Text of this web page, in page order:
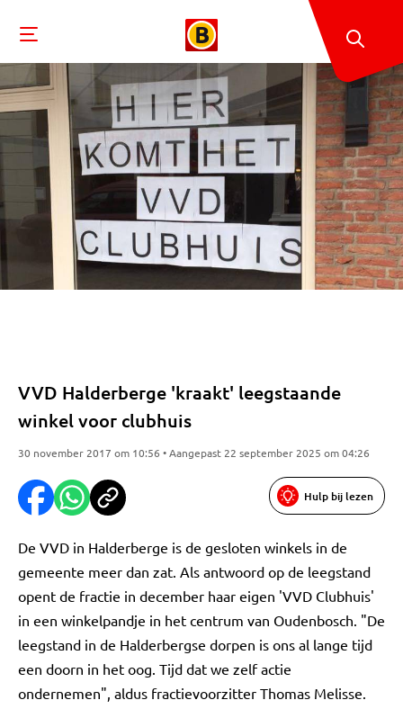
VVD Halderberge 'kraakt' leegstaande
winkel voor clubhuis
30 november 2017 om 10:56 • Aangepast 22 september 2025 om 04:26
Hulp bij lezen
De VVD in Halderberge is de gesloten winkels in de
gemeente meer dan zat. Als antwoord op de leegstand
opent de fractie in december haar eigen 'VVD Clubhuis'
in een winkelpandje in het centrum van Oudenbosch. "De
leegstand in de Halderbergse dorpen is ons al lange tijd
een doorn in het oog. Tijd dat we zelf actie
ondernemen", aldus fractievoorzitter Thomas Melisse.